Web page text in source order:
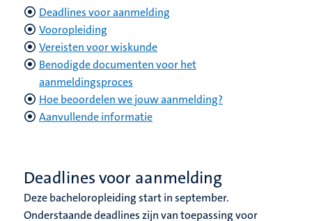
Deadlines voor aanmelding
Vooropleiding
Vereisten voor wiskunde
Benodigde documenten voor het
aanmeldingsproces
Hoe beoordelen we jouw aanmelding?
Aanvullende informatie
Deadlines voor aanmelding
Deze bacheloropleiding start in september.
Onderstaande deadlines zijn van toepassing voor